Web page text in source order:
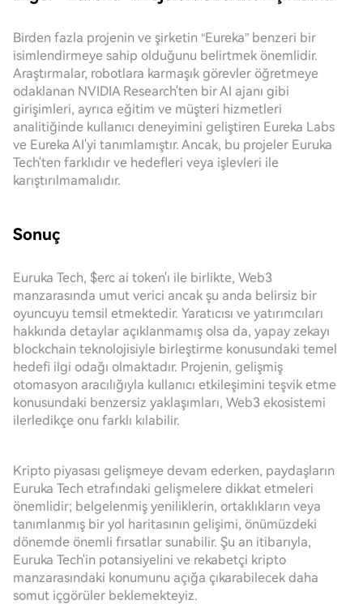
Birden fazla projenin ve şirketin “Eureka” benzeri bir
isimlendirmeye sahip olduğunu belirtmek önemlidir.
Araştırmalar, robotlara karmaşık görevler öğretmeye
odaklanan NVIDIA Research'ten bir AI ajanı gibi
girişimleri, ayrıca eğitim ve müşteri hizmetleri
analitiğinde kullanıcı deneyimini geliştiren Eureka Labs
ve Eureka AI'yi tanımlamıştır. Ancak, bu projeler Euruka
Tech'ten farklıdır ve hedefleri veya işlevleri ile
karıştırılmamalıdır.
Sonuç
Euruka Tech, $erc ai token'ı ile birlikte, Web3
manzarasında umut verici ancak şu anda belirsiz bir
oyuncuyu temsil etmektedir. Yaratıcısı ve yatırımcıları
hakkında detaylar açıklanmamış olsa da, yapay zekayı
blockchain teknolojisiyle birleştirme konusundaki temel
hedefi ilgi odağı olmaktadır. Projenin, gelişmiş
otomasyon aracılığıyla kullanıcı etkileşimini teşvik etme
konusundaki benzersiz yaklaşımları, Web3 ekosistemi
ilerledikçe onu farklı kılabilir.
Kripto piyasası gelişmeye devam ederken, paydaşların
Euruka Tech etrafındaki gelişmelere dikkat etmeleri
önemlidir; belgelenmiş yeniliklerin, ortaklıkların veya
tanımlanmış bir yol haritasının gelişimi, önümüzdeki
dönemde önemli fırsatlar sunabilir. Şu an itibarıyla,
Euruka Tech'in potansiyelini ve rekabetçi kripto
manzarasındaki konumunu açığa çıkarabilecek daha
somut içgörüler beklemekteyiz.